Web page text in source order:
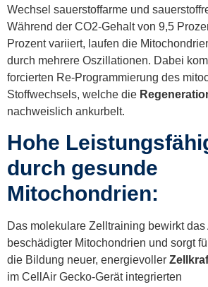
Wechsel sauerstoffarme und
Während der CO2-Gehalt von 9,5
Prozent variiert, laufen die
durch mehrere Oszillationen. Dabei
forcierten Re-Programmierung des
Stoffwechsels, welche die
nachweislich ankurbelt.
Hohe
durch gesunde
Mitochondrien:
Das molekulare Zelltraining bewirkt das
beschädigter Mitochondrien und sorgt
die Bildung neuer, energievoller
im CellAir Gecko-Gerät integrierten